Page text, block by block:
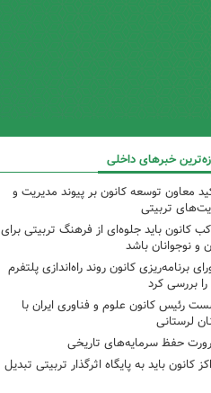
خبرهای داخلی
معاون توسعه کانون بر پیوند مدیریت و
تربیتی
کانون باید جلوه‌ای از فرهنگ تربیتی برای
و نوجوانان باشد
برنامه‌ریزی کانون روند راه‌اندازی پلتفرم
را بررسی کرد
رئیس کانون علوم و فناوری ایران با
لرستانی
حفظ سرمایه‌های تاریخی
کانون باید به پایگاه اثرگذار تربیتی تبدیل